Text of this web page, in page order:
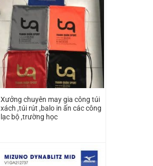
Xưởng chuyên may gia công túi
xách ,túi rút ,balo in ấn các công
lạc bộ ,trường học